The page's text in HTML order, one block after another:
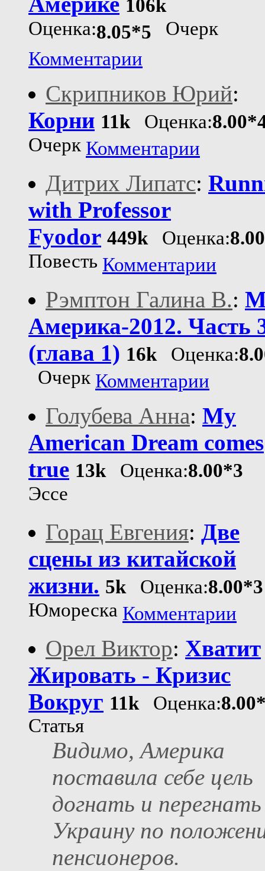
106k
Оценка:8.05*5 Очерк
Комментарии
Скрипников Юрий:
Корни 11kОценка:
Очерк Комментарии
Дитрих Липатс:
with Professor
Fyodor 449kОценка:
Повесть Комментарии
Рэмптон Галина В.:
Америка-2012. Часть
(глава 1) 16kОценка:
Очерк Комментарии
Голубева Анна: My
American Dream comes
true 13kОценка:8.00*3
Эссе
Горац Евгения: Две
сцены из китайской
жизни. 5kОценка:8.00*3
Юмореска Комментарии
Орел Виктор: Хватит
Жировать - Кризис
Вокруг 11kОценка:
Статья
Видимо, Америка
поставила себе цель
догнать и перегнать
Украину по
пенсионеров.